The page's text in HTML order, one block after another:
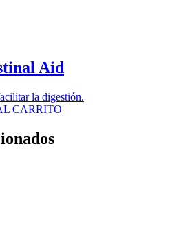
Aid
la digestión.
CARRITO